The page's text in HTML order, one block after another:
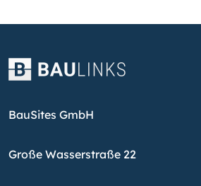
BauSites GmbH
Große Wasserstraße 22